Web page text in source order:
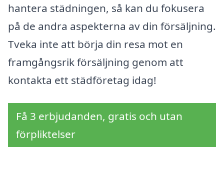
hantera städningen, så kan du fokusera
på de andra aspekterna av din försäljning.
Tveka inte att börja din resa mot en
framgångsrik försäljning genom att
kontakta ett städföretag idag!
Få 3 erbjudanden, gratis och utan
förpliktelser